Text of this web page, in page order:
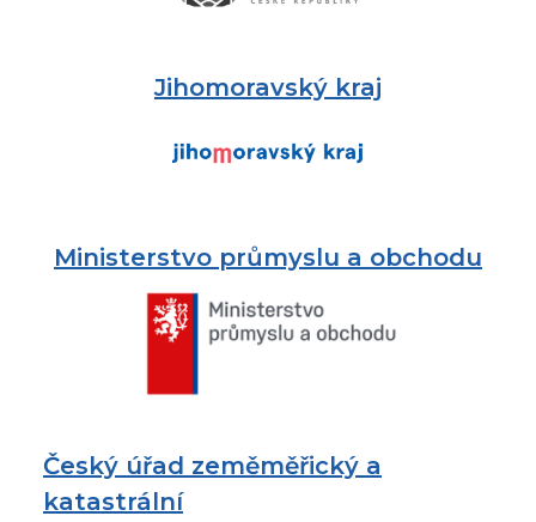
Jihomoravský kraj
Ministerstvo průmyslu a obchodu
Český úřad zeměměřický a
katastrální